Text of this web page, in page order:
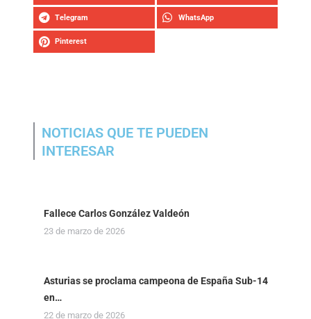
Telegram WhatsApp
Pinterest
NOTICIAS QUE TE PUEDEN
INTERESAR
Fallece Carlos González Valdeón
23 de marzo de 2026
Asturias se proclama campeona de España Sub-14
en…
22 de marzo de 2026